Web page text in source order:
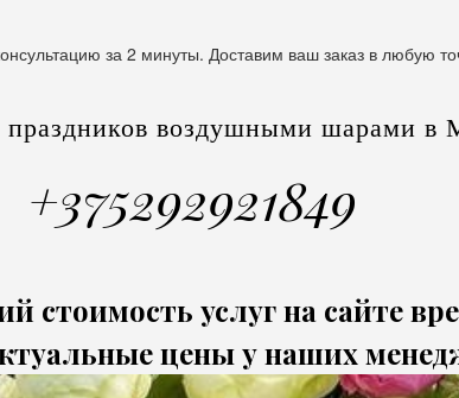
за 2 минуты. Доставим ваш заказ в любую
воздушными шарами в
+375292921849
стоимость услуг на сайте
цены у наших